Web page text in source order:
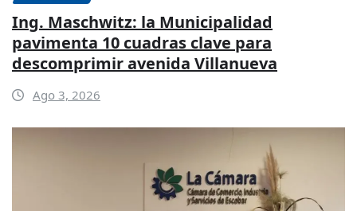
Ing. Maschwitz: la Municipalidad
pavimenta 10 cuadras clave para
descomprimir avenida Villanueva
Ago 3, 2026